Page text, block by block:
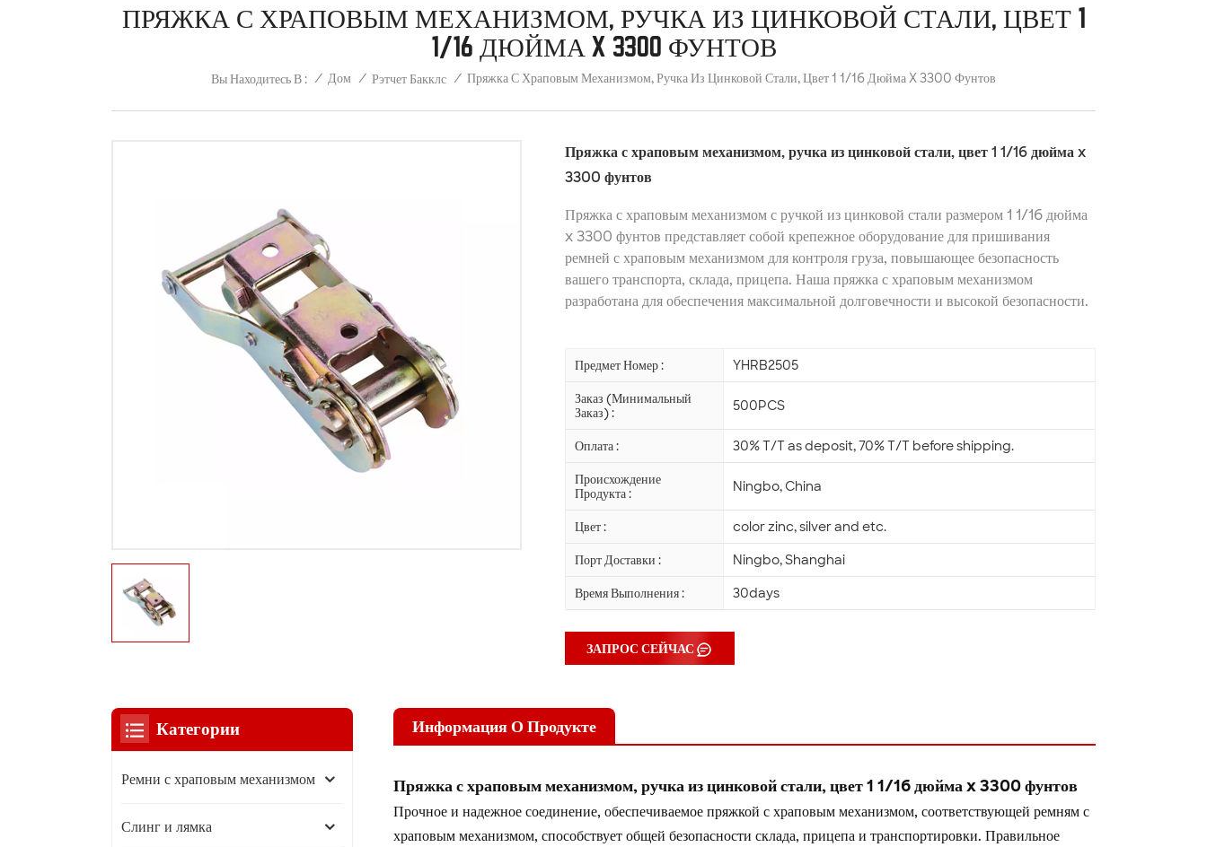
ПРЯЖКА С ХРАПОВЫМ МЕХАНИЗМОМ, РУЧКА ИЗ ЦИНКОВОЙ СТАЛИ, ЦВЕТ 1
1/16 ДЮЙМА X 3300 ФУНТОВ
Вы Находитесь В : / Дом / Рэтчет Бакклс / Пряжка С Храповым Механизмом, Ручка Из Цинковой Стали, Цвет 1 1/16 Дюйма X 3300 Фунтов
Пряжка с храповым механизмом, ручка из цинковой стали, цвет 1 1/16 дюйма x
3300 фунтов
Пряжка с храповым механизмом с ручкой из цинковой стали размером 1 1/16 дюйма
x 3300 фунтов представляет собой крепежное оборудование для пришивания
ремней с храповым механизмом для контроля груза, повышающее безопасность
вашего транспорта, склада, прицепа. Наша пряжка с храповым механизмом
разработана для обеспечения максимальной долговечности и высокой безопасности.
Предмет Номер : YHRB2505
Заказ (Минимальный
Заказ) :
500PCS
Оплата : 30% T/T as deposit, 70% T/T before shipping.
Происхождение
Продукта :
Ningbo, China
Цвет : color zinc, silver and etc.
Порт Доставки : Ningbo, Shanghai
Время Выполнения : 30days
ЗАПРОС СЕЙЧАС
Информация О Продукте
Пряжка с храповым механизмом, ручка из цинковой стали, цвет 1 1/16 дюйма x 3300 фунтов
Прочное и надежное соединение, обеспечиваемое пряжкой с храповым механизмом, соответствующей ремням с
храповым механизмом, способствует общей безопасности склада, прицепа и транспортировки. Правильное
Категории
Ремни с храповым механизмом
Слинг и лямка